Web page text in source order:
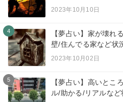
2023年10月10日
4
【夢占い】家が壊れ
壁/住んでる家など状
2023年10月02日
5
【夢占い】高いとこ
ル/助かる/リアルなど